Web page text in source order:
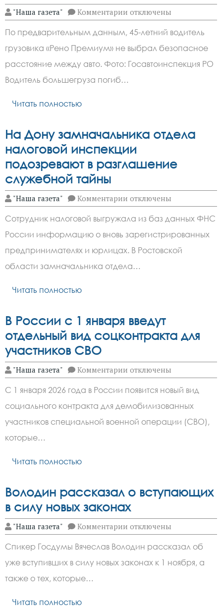
"Наша газета" Комментарии к
записи
Кабина
–
всмятку:
водитель
большегруза
погиб
отключены
По предварительным данным, 45-летний водитель
грузовика «Рено Премиум» не выбрал безопасное
расстояние между авто. Фото: Госавтоинспекция РО
Водитель большегруза погиб…
Читать полностью
На Дону замначальника отдела
налоговой инспекции
подозревают в разглашение
служебной тайны
"Наша газета" Комментарии к
записи
Дону
замначальника
отдела
налоговой
инспекции
подозревают
отключены
Сотрудник налоговой выгружала из баз данных ФНС
России информацию о вновь зарегистрированных
предпринимателях и юрлицах. В Ростовской
области замначальника отдела…
Читать полностью
В России с 1 января введут
отдельный вид соцконтракта для
участников СВО
"Наша газета" Комментарии к
записи
России
с
1
января
введут
отключены
С 1 января 2026 года в России появится новый вид
социального контракта для демобилизованных
участников специальной военной операции (СВО),
которые…
Читать полностью
Володин рассказал о вступающих
в силу новых законах
"Наша газета" Комментарии к
записи
рассказал
о
вступающих
отключены
Спикер Госдумы Вячеслав Володин рассказал об
уже вступивших в силу новых законах к 1 ноября, а
также о тех, которые…
Читать полностью